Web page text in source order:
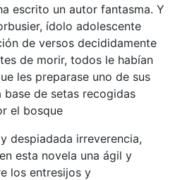
escrito un autor fantasma. Y
ídolo adolescente
de versos decididamente
de morir, todos le habían
les preparase uno de sus
de setas recogidas
el bosque
despiadada irreverencia,
esta novela una ágil y
los entresijos y